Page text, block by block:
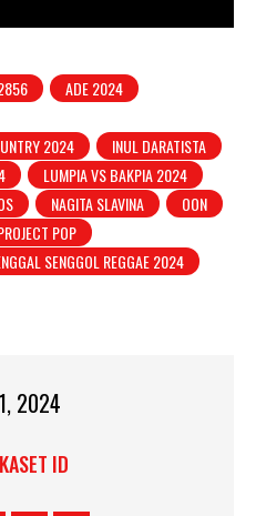
ADE 2024
2024
INUL DARATISTA
LUMPIA VS BAKPIA 2024
NAGITA SLAVINA
OON
POP
SENGGOL REGGAE 2024
2024
KASET ID